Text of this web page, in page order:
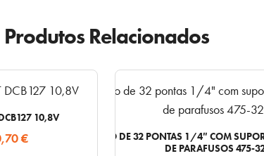
Produtos Relacionados
10,8V
€O
CONJUNTO DE 32 PONTAS 1/4″ COM
DE PARAFUSOS 475-